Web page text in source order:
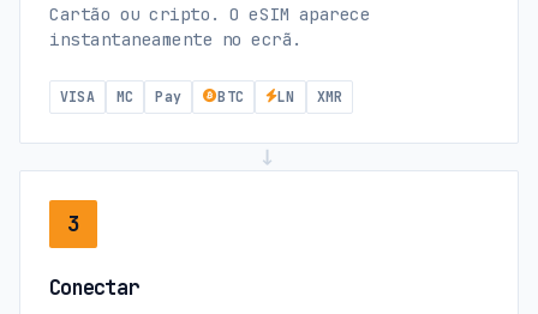
Cartão ou cripto. O eSIM aparece
instantaneamente no ecrã.
VISA MC Pay BTC LN XMR
3
Conectar